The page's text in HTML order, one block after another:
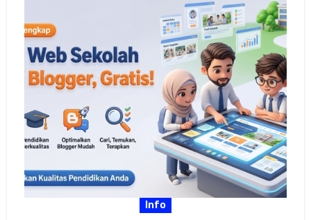
Info